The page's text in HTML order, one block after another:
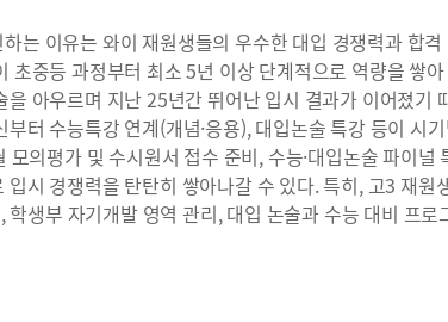
는 이유는 와이 재원생들의 우수한 대입 경쟁력과 합
초중등 과정부터 최소 5년 이상 단계적으로 역량을 쌓
을 아우르며 지난 25년간 뛰어난 입시 결과가 이어졌기
터 수능특강 연계(개념·응용), 대입논술 특강 등이 시
모의평가 및 수시원서 접수 준비, 수능·대입논술 파이널
입시 경쟁력을 탄탄히 쌓아나갈 수 있다. 특히, 고3 재원
학생부 자기개발 영역 관리, 대입 논술과 수능 대비 프로